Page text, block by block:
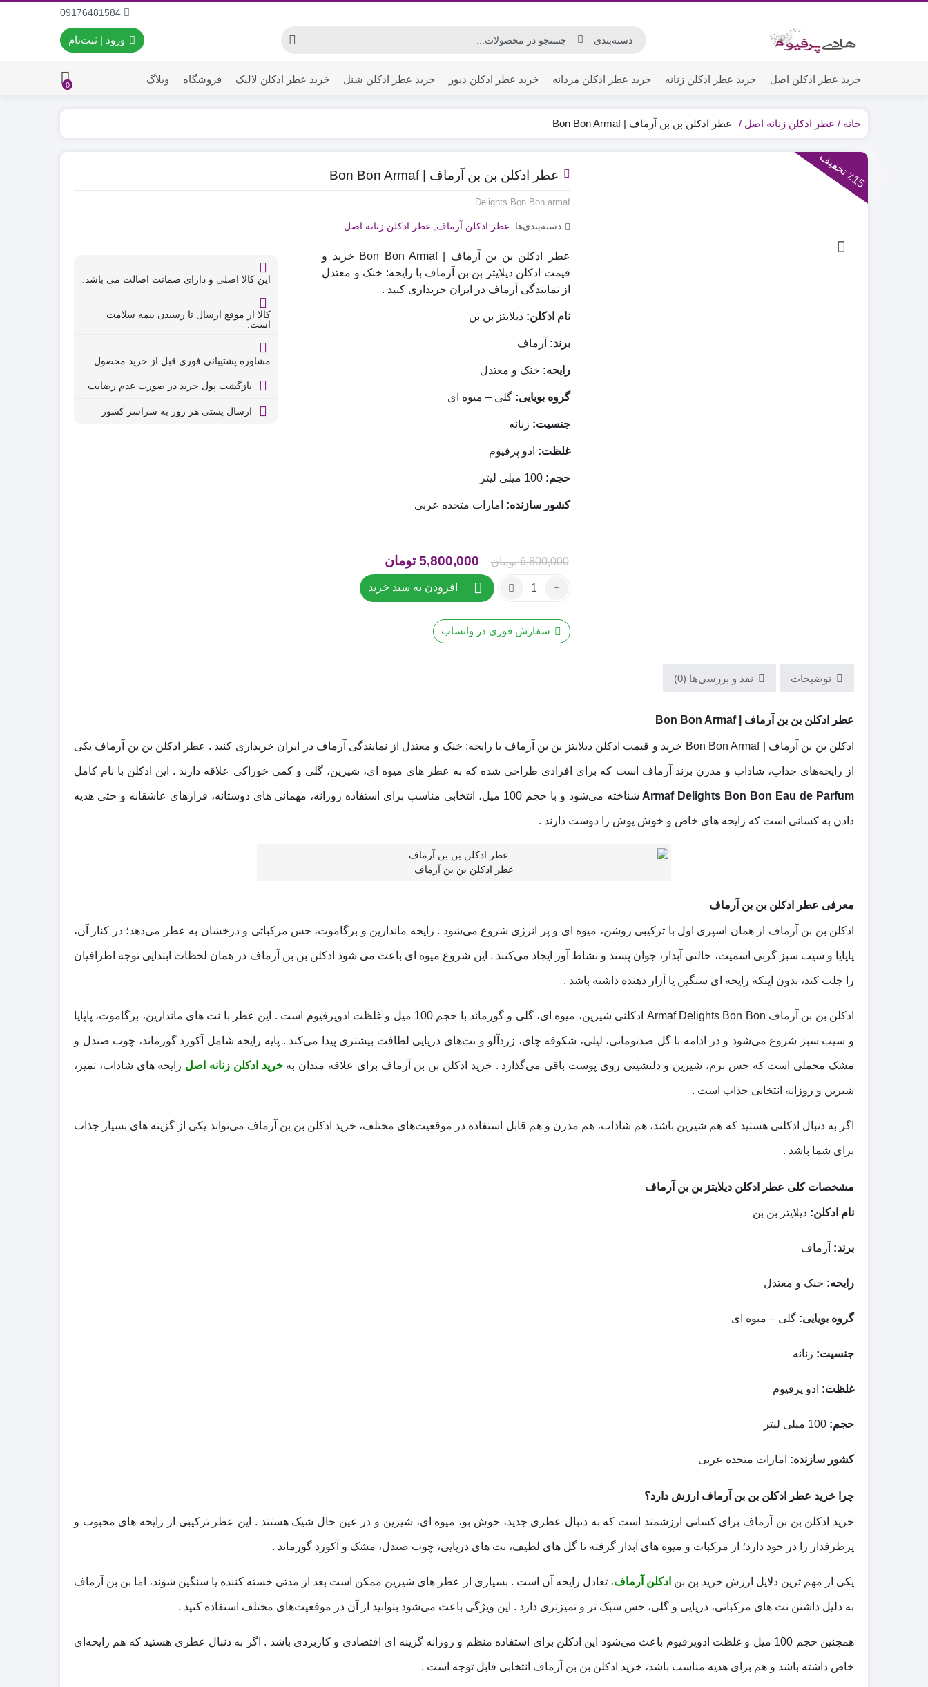
ورود | ثبت‌نام
خرید عطر ادکلن اصل خرید عطر ادکلن زنانه خرید عطر ادکلن مردانه خرید عطر ادکلن دیور خرید عطر ادکلن شنل خرید عطر ادکلن لالیک فروشگاه وبلاگ 0
خانه عطر ادکلن زنانه اصل عطر ادکلن بن بن آرماف | Bon Bon Armaf
٪
1
5
ت
خ
ف
ی
ف عطر ادکلن بن بن آرماف | Bon Bon Armaf
Delights Bon Bon armaf
دسته‌بندی‌ها: عطر ادکلن آرماف عطر ادکلن زنانه اصل
عطر ادکلن بن بن آرماف | Bon Bon Armaf خرید و
قیمت ادکلن دیلایتز بن بن آرماف با رایحه: خنک و معتدل
از نمایندگی آرماف در ایران خریداری کنید .
نام ادکلن: دیلایتز بن بن
برند: آرماف
رایحه: خنک و معتدل
گروه بویایی: گلی – میوه ای
جنسیت: زنانه
غلظت: ادو پرفیوم
حجم: 100 میلی لیتر
کشور سازنده: امارات متحده عربی
این کالا اصلی و دارای ضمانت اصالت می باشد.
کالا از موقع ارسال تا رسیدن بیمه سلامت
است.
مشاوره پشتیبانی فوری قبل از خرید محصول
بازگشت پول خرید در صورت عدم رضایت
ارسال پستی هر روز به سراسر کشور
6,800,000 تومان
قیمت
اصلی
6,800,000 تومان
بود.
5,800,000 تومان
فعلی
تعداد:
بن
بن
افزودن به سبد خرید
سفارش فوری در واتساپ
توضیحات نقد و بررسی‌ها (0)
عطر ادکلن بن بن آرماف | Bon Bon Armaf
ادکلن بن بن آرماف | Bon Bon Armaf خرید و قیمت ادکلن دیلایتز بن بن آرماف با رایحه: خنک و معتدل از نمایندگی آرماف در ایران خریداری کنید . عطر ادکلن بن بن آرماف یکی
از رایحه‌های جذاب، شاداب و مدرن برند آرماف است که برای افرادی طراحی شده که به عطر های میوه‌ ای، شیرین، گلی و کمی خوراکی علاقه دارند . این ادکلن با نام کامل
Armaf Delights Bon Bon Eau de Parfum شناخته می‌شود و با حجم 100 میل، انتخابی مناسب برای استفاده روزانه، مهمانی‌ های دوستانه، قرارهای عاشقانه و حتی هدیه
دادن به کسانی است که رایحه‌ های خاص و خوش‌ پوش را دوست دارند .
عطر ادکلن بن بن آرماف
معرفی عطر ادکلن بن بن آرماف
ادکلن بن بن آرماف از همان اسپری اول با ترکیبی روشن، میوه‌ ای و پر انرژی شروع می‌شود . رایحه ماندارین و برگاموت، حس مرکباتی و درخشان به عطر می‌دهد؛ در کنار آن،
پاپایا و سیب سبز گرنی اسمیت، حالتی آبدار، جوان‌ پسند و نشاط‌ آور ایجاد می‌کنند . این شروع میوه‌ ای باعث می‌ شود ادکلن بن بن آرماف در همان لحظات ابتدایی توجه اطرافیان
را جلب کند، بدون اینکه رایحه‌ ای سنگین یا آزار دهنده داشته باشد .
ادکلن بن بن آرماف Armaf Delights Bon Bon ادکلنی شیرین، میوه‌ ای، گلی و گورماند با حجم 100 میل و غلظت ادوپرفیوم است . این عطر با نت‌ های ماندارین، برگاموت، پاپایا
و سیب سبز شروع می‌شود و در ادامه با گل صدتومانی، لیلی، شکوفه چای، زردآلو و نت‌های دریایی لطافت بیشتری پیدا می‌کند . پایه رایحه شامل آکورد گورماند، چوب صندل و
مشک مخملی است که حس نرم، شیرین و دلنشینی روی پوست باقی می‌گذارد . خرید ادکلن بن بن آرماف برای علاقه‌ مندان بهخرید ادکلن زنانه اصل رایحه‌ های شاداب، تمیز،
شیرین و روزانه انتخابی جذاب است .
اگر به دنبال ادکلنی هستید که هم شیرین باشد، هم شاداب، هم مدرن و هم قابل استفاده در موقعیت‌های مختلف، خرید ادکلن بن بن آرماف می‌تواند یکی از گزینه‌ های بسیار جذاب
برای شما باشد .
مشخصات کلی عطر ادکلن دیلایتز بن بن آرماف
نام ادکلن: دیلایتز بن بن
برند: آرماف
رایحه: خنک و معتدل
گروه بویایی: گلی – میوه ای
جنسیت: زنانه
غلظت: ادو پرفیوم
حجم:
کشور سازنده: امارات متحده عربی
چرا خرید عطر ادکلن بن بن آرماف ارزش دارد؟
خرید ادکلن بن بن آرماف برای کسانی ارزشمند است که به دنبال عطری جدید، خوش‌ بو، میوه‌ ای، شیرین و در عین حال شیک هستند . این عطر ترکیبی از رایحه‌ های محبوب و
پرطرفدار را در خود دارد؛ از مرکبات و میوه‌ های آبدار گرفته تا گل‌ های لطیف، نت‌ های دریایی، چوب صندل، مشک و آکورد گورماند .
یکی از مهم‌ ترین دلایل ارزش خرید بن بن ادکلن آرماف، تعادل رایحه آن است . بسیاری از عطر های شیرین ممکن است بعد از مدتی خسته‌ کننده یا سنگین شوند، اما بن بن آرماف
به دلیل داشتن نت‌ های مرکباتی، دریایی و گلی، حس سبک‌ تر و تمیزتری دارد . این ویژگی باعث می‌شود بتوانید از آن در موقعیت‌های مختلف استفاده کنید .
همچنین حجم 100 میل و غلظت ادوپرفیوم باعث می‌شود این ادکلن برای استفاده منظم و روزانه گزینه‌ ای اقتصادی و کاربردی باشد . اگر به دنبال عطری هستید که هم رایحه‌ای
خاص داشته باشد و هم برای هدیه مناسب باشد، خرید ادکلن بن بن آرماف انتخابی قابل توجه است .